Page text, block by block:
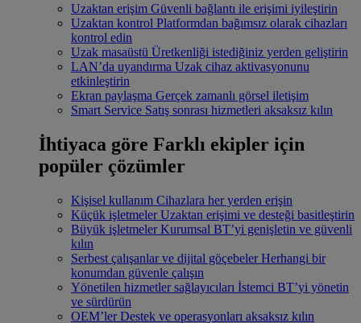
Uzaktan erişim Güvenli bağlantı ile erişimi iyileştirin
Uzaktan kontrol Platformdan bağımsız olarak cihazları
kontrol edin
Uzak masaüstü Üretkenliği istediğiniz yerden geliştirin
LAN’da uyandırma Uzak cihaz aktivasyonunu
etkinleştirin
Ekran paylaşma Gerçek zamanlı görsel iletişim
Smart Service Satış sonrası hizmetleri aksaksız kılın
İhtiyaca göre Farklı ekipler için
popüler çözümler
Kişisel kullanım Cihazlara her yerden erişin
Küçük işletmeler Uzaktan erişimi ve desteği basitleştirin
Büyük işletmeler Kurumsal BT’yi genişletin ve güvenli
kılın
Serbest çalışanlar ve dijital göçebeler Herhangi bir
konumdan güvenle çalışın
Yönetilen hizmetler sağlayıcıları İstemci BT’yi yönetin
ve sürdürün
OEM’ler Destek ve operasyonları aksaksız kılın